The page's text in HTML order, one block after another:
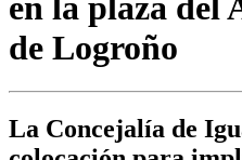
de Logroño
La Concejalía de